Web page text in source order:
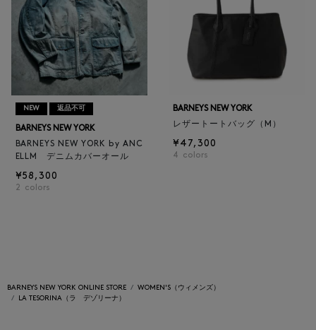
NEW 返品不可
BARNEYS NEW YORK
BARNEYS NEW YORK by ANC
ELLM デニムカバーオール
¥58,300
2 colors
BARNEYS NEW YORK
レザートートバッグ（M）
¥47,300
4 colors
BARNEYS NEW YORK ONLINE STORE
WOMEN'S（ウィメンズ）
LA TESORINA（ラ デゾリーナ）